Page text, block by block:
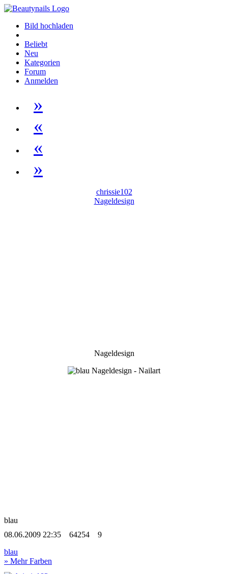
Bild hochladen
Beliebt
Neu
Kategorien
Forum
Anmelden
»
«
«
»
chrissie102
Nageldesign
Nageldesign
blau
08.06.2009 22:35
64254
9
blau
» Mehr Farben